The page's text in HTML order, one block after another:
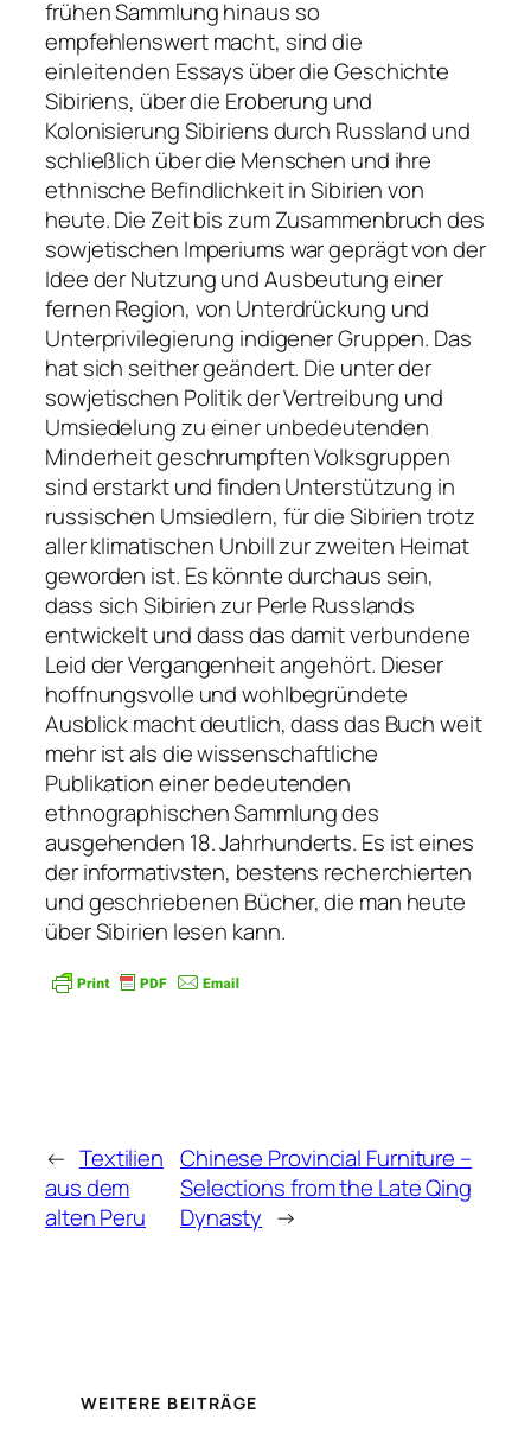
frühen Sammlung hinaus so
empfehlenswert macht, sind die
einleitenden Essays über die Geschichte
Sibiriens, über die Eroberung und
Kolonisierung Sibiriens durch Russland und
schließlich über die Menschen und ihre
ethnische Befindlichkeit in Sibirien von
heute. Die Zeit bis zum Zusammenbruch des
sowjetischen Imperiums war geprägt von der
Idee der Nutzung und Ausbeutung einer
fernen Region, von Unterdrückung und
Unterprivilegierung indigener Gruppen. Das
hat sich seither geändert. Die unter der
sowjetischen Politik der Vertreibung und
Umsiedelung zu einer unbedeutenden
Minderheit geschrumpften Volksgruppen
sind erstarkt und finden Unterstützung in
russischen Umsiedlern, für die Sibirien trotz
aller klimatischen Unbill zur zweiten Heimat
geworden ist. Es könnte durchaus sein,
dass sich Sibirien zur Perle Russlands
entwickelt und dass das damit verbundene
Leid der Vergangenheit angehört. Dieser
hoffnungsvolle und wohlbegründete
Ausblick macht deutlich, dass das Buch weit
mehr ist als die wissenschaftliche
Publikation einer bedeutenden
ethnographischen Sammlung des
ausgehenden 18. Jahrhunderts. Es ist eines
der informativsten, bestens recherchierten
und geschriebenen Bücher, die man heute
über Sibirien lesen kann.
← Textilien
aus dem
alten Peru
Chinese Provincial Furniture –
Selections from the Late Qing
Dynasty →
WEITERE BEITRÄGE